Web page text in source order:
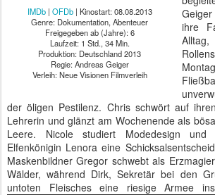
IMDb | OFDb| Kinostart: 08.08.2013
Genre: Dokumentation, Abenteuer
Freigegeben ab (Jahre): 6
Laufzeit: 1 Std., 34 Min.
Produktion: Deutschland 2013
Regie: Andreas Geiger
Verleih: Neue Visionen Filmverleih
ihre
der öligen Pestilenz. Chris schwört auf
Lehrerin und glänzt am Wochenende als
Leere. Nicole studiert Modedesign
Elfenkönigin Lenora eine
Maskenbildner Gregor schwebt als
Wälder, während Dirk, Sekretär bei den
untoten Fleisches eine riesige Armee